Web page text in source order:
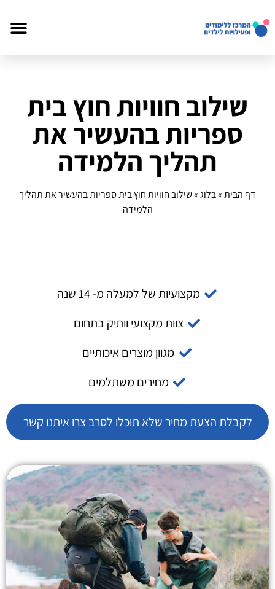
שילוב חוויות חוץ בית
ספריות בהעשיר את
תהליך הלמידה
דף הבית»בלוג»שילוב חוויות חוץ בית ספריות בהעשיר את תהליך
הלמידה
מקצועיות של למעלה מ- 14 שנה
צוות מקצועי וותיק בתחום
מגוון מוצרים איכותיים
מחירים משתלמים
לקבלת הצעת מחיר שלא תוכלו לסרב צרו איתנו קשר